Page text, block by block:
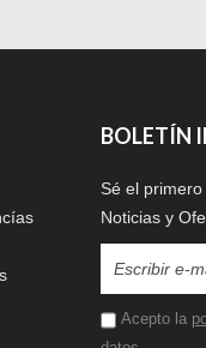
BOLETÍN
Sé el
Noticias y
Acepto la